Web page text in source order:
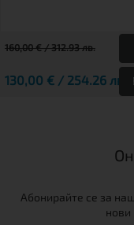
160,00 € / 312.93 лв.
130,00 € / 254.26 лв.
Абонирайте се за
нови